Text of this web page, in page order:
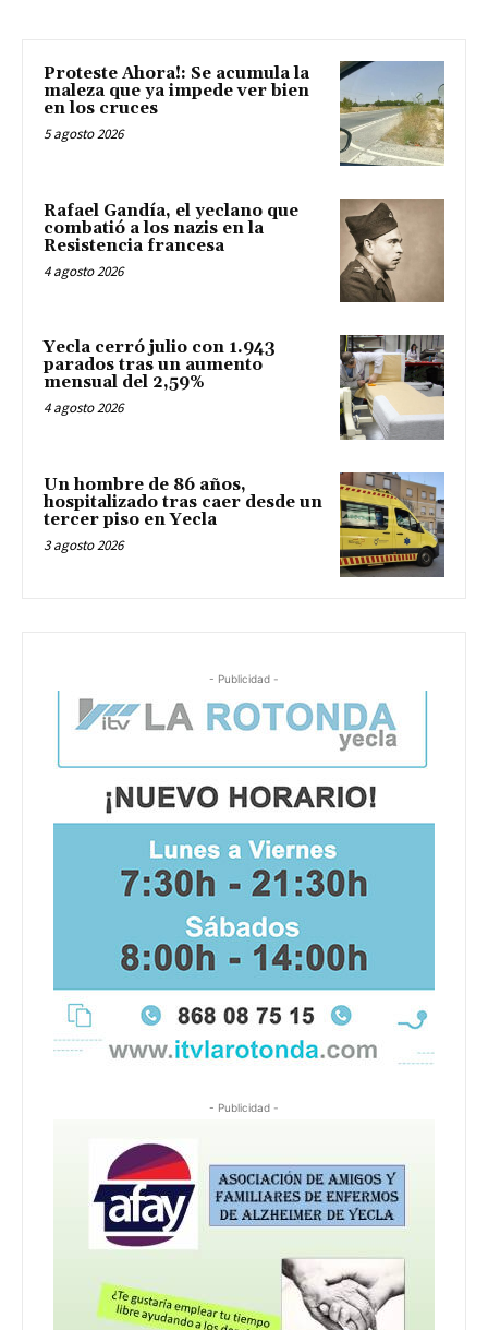
Proteste Ahora!: Se acumula la
maleza que ya impede ver bien
en los cruces
5 agosto 2026
Rafael Gandía, el yeclano que
combatió a los nazis en la
Resistencia francesa
4 agosto 2026
Yecla cerró julio con 1.943
parados tras un aumento
mensual del 2,59%
4 agosto 2026
Un hombre de 86 años,
hospitalizado tras caer desde un
tercer piso en Yecla
3 agosto 2026
- Publicidad -
- Publicidad -